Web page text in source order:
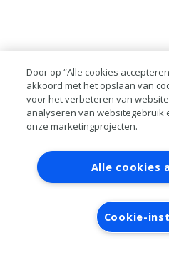
Contact Account
RAI bestanden
Privacy
Verwerkersovereenkomst
Door op “Alle cookies
akkoord met het opslaan van
voor het verbeteren van
analyseren van websitegebruik
onze marketingprojecten.
Alle cookies
Cookie-